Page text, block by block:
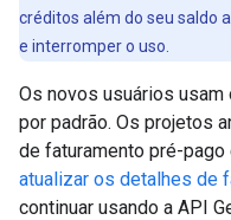
créditos além do seu saldo
e interromper o uso.
Os novos usuários
por padrão. Os projetos
de faturamento pré-
atualizar os detalhes de
continuar usando a API